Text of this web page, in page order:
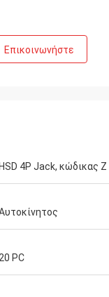
Επικοινωνήστε
HSD 4P Jack, κώδικας Ζ
20 PC